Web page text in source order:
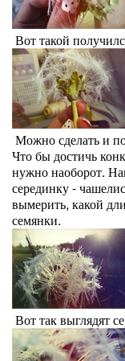
Вот такой
Можно сделать и
Что бы достичь
нужно наоборот.
серединку -
вымерить, какой
семянки.
Вот так выглядят